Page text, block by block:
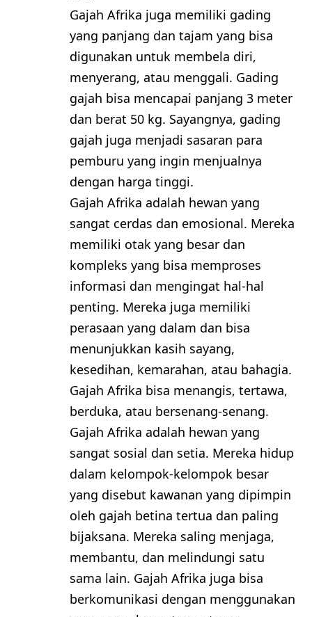
Gajah Afrika juga memiliki gading
yang panjang dan tajam yang bisa
digunakan untuk membela diri,
menyerang, atau menggali. Gading
gajah bisa mencapai panjang 3 meter
dan berat 50 kg. Sayangnya, gading
gajah juga menjadi sasaran para
pemburu yang ingin menjualnya
dengan harga tinggi.
Gajah Afrika adalah hewan yang
sangat cerdas dan emosional. Mereka
memiliki otak yang besar dan
kompleks yang bisa memproses
informasi dan mengingat hal-hal
penting. Mereka juga memiliki
perasaan yang dalam dan bisa
menunjukkan kasih sayang,
kesedihan, kemarahan, atau bahagia.
Gajah Afrika bisa menangis, tertawa,
berduka, atau bersenang-senang.
Gajah Afrika adalah hewan yang
sangat sosial dan setia. Mereka hidup
dalam kelompok-kelompok besar
yang disebut kawanan yang dipimpin
oleh gajah betina tertua dan paling
bijaksana. Mereka saling menjaga,
membantu, dan melindungi satu
sama lain. Gajah Afrika juga bisa
berkomunikasi dengan menggunakan